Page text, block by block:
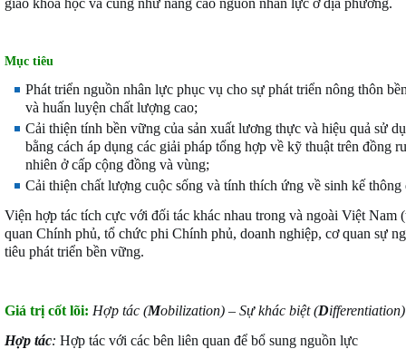
giao khoa học và cũng như nâng cao nguồn nhân lực ở địa phương.
Mục tiêu
Phát triển nguồn nhân lực phục vụ cho sự phát triển nông thôn
và huấn luyện chất lượng cao;
Cải thiện tính bền vững của sản xuất lương thực và hiệu quả sử
bằng cách áp dụng các giải pháp tổng hợp về kỹ thuật trên đồng
nhiên ở cấp cộng đồng và vùng;
Cải thiện chất lượng cuộc sống và tính thích ứng về sinh kế
Viện hợp tác tích cực với đối tác khác nhau trong và ngoài Việt Nam
quan Chính phủ, tổ chức phi Chính phủ, doanh nghiệp, cơ quan sự
tiêu phát triển bền vững.
Giá trị cốt lõi: Hợp tác (Mobilization) – Sự khác biệt (D
Hợp tác: Hợp tác với các bên liên quan để bổ sung nguồn lực